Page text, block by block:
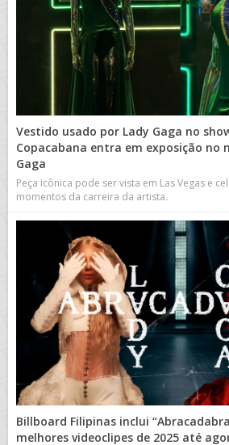
Vestido usado por Lady Gaga no
Copacabana entra em exposição no
Gaga
Peça icônica pode ser vista em Las Vegas e
momentos da carreira da artista.
Billboard Filipinas inclui
melhores videoclipes de 2025 até